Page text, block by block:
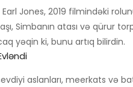
Jones, 2019 filmindəki
Simbanın atası və qürur
yəqin ki, bunu artıq bilirdin.
aslanları, meerkats və